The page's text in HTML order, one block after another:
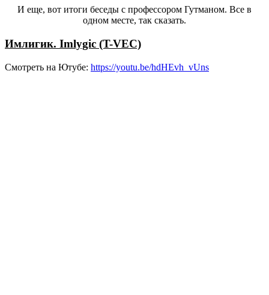
И еще, вот итоги беседы с профессором Гутманом. Все в
одном месте, так сказать.
Имлигик. Imlygic (T-VEC)
Смотреть на Ютубе: https://youtu.be/hdHEvh_vUns